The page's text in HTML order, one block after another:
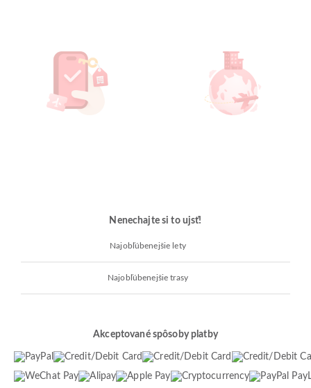
Nenechajte si to ujsť!
Najobľúbenejšie lety
Najobľúbenejšie trasy
Akceptované spôsoby platby